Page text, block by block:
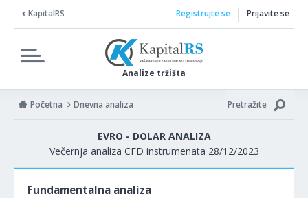
KapitalRS
Analize tržišta
Registrujte se Prijavite se
Početna Dnevna analiza Pretražite
EVRO - DOLAR ANALIZA
Večernja analiza CFD instrumenata 28/12/2023
Fundamentalna analiza